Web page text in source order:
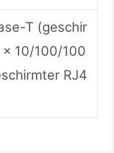
T (geschir
× 10/100/100
RJ4